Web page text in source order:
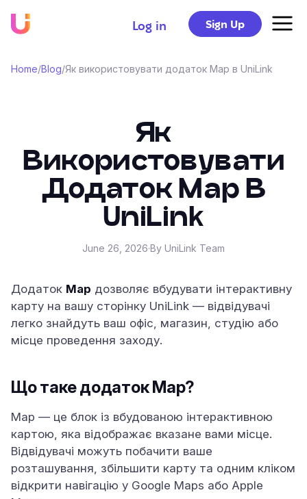
Log in Sign Up
Home/Blog/Як використовувати додаток Map в UniLink
Як
Використовувати
Додаток Map В
UniLink
June 26, 2026·By UniLink Team
Додаток Map дозволяє вбудувати інтерактивну
карту на вашу сторінку UniLink — відвідувачі
легко знайдуть ваш офіс, магазин, студію або
місце проведення заходу.
Що таке додаток Map?
Map — це блок із вбудованою інтерактивною
картою, яка відображає вказане вами місце.
Відвідувачі можуть побачити ваше
розташування, збільшити карту та одним кліком
відкрити навігацію у Google Maps або Apple